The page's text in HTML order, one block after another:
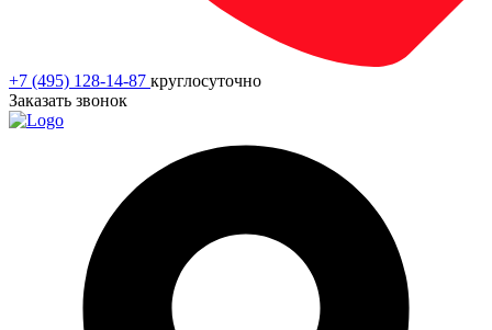
+7 (495) 128-14-87 круглосуточно
Заказать звонок